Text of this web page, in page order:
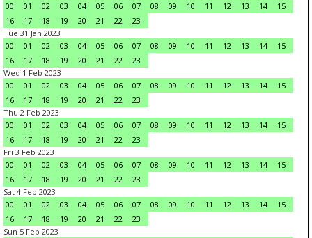
00
01 02 03 04 05 06 07 08 09 10 11 12 13 14
15
16
17 18 19 20 21 22
23
Tue 31 Jan 2023
00
01 02 03 04 05 06 07 08 09 10 11 12 13 14
15
16
17 18 19 20 21 22
23
Wed 1 Feb 2023
00
01 02 03 04 05 06 07 08 09 10 11 12 13 14
15
16
17 18 19 20 21 22
23
Thu 2 Feb 2023
00
01 02 03 04 05 06 07 08 09 10 11 12 13 14
15
16
17 18 19 20 21 22
23
Fri 3 Feb 2023
00
01 02 03 04 05 06 07 08 09 10 11 12 13 14
15
16
17 18 19 20 21 22
23
Sat 4 Feb 2023
00
01 02 03 04 05 06 07 08 09 10 11 12 13 14
15
16
17 18 19 20 21 22
23
Sun 5 Feb 2023